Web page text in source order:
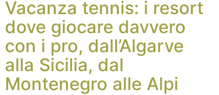
Vacanza tennis: i resort
dove giocare davvero
con i pro, dall’Algarve
alla Sicilia, dal
Montenegro alle Alpi